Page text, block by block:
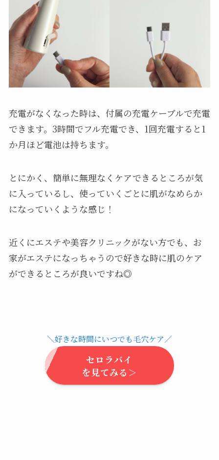
充電がなくなった時は、付属の充電ケーブルで充電
できます。3時間でフル充電でき、1回充電すると1
か月ほど電池は持ちます。
とにかく、簡単に無理なくケアできるところが気
に入っているし、使っていくごとに肌がなめらか
になっていくような感じ！
近くにエステや美容クリニックがない方でも、お
家がエステになっちゃうので好きな時に肌のケア
ができるところが良いですね◎
＼好きな時間にいつでも毛穴ケア／
セロラバイ
を見てみる＞